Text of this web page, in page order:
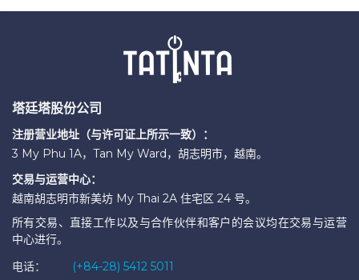
塔廷塔股份公司
注册营业地址（与许可证上所示一致）：
3 My Phu 1A，Tan My Ward，胡志明市，越南。
交易与运营中心：
越南胡志明市新美坊 My Thai 2A 住宅区 24 号。
所有交易、直接工作以及与合作伙伴和客户的会议均在交易与运营
中心进行。
电话：
(+84-28) 5412 5011